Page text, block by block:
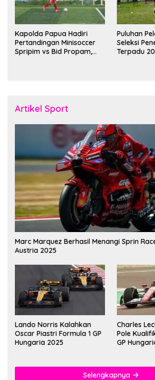
Kapolda Papua Hadiri
Pertandingan Minisoccer
Spripim vs Bid Propam,
Puluhan
Seleksi
Terpadu
Artikel Sport
Marc Marquez Berhasil Menangi Sprin
Austria 2025
Lando Norris Kalahkan
Oscar Piastri Formula 1 GP
Hungaria 2025
Charles
Pole
GP
Selengkapnya